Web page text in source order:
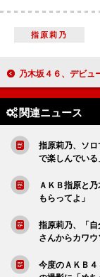
指原莉乃
乃木坂４６、デビュー４カ月で初武道館 「緊張し
関連ニュース
指原莉乃、ソ
で楽しんでいる
ＡＫＢ指原と
もらってよ」
指原莉乃、「
さんからカワウ
今度のＡＫＢ